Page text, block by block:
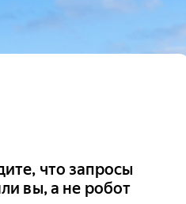
что запросы
вы, а не робот